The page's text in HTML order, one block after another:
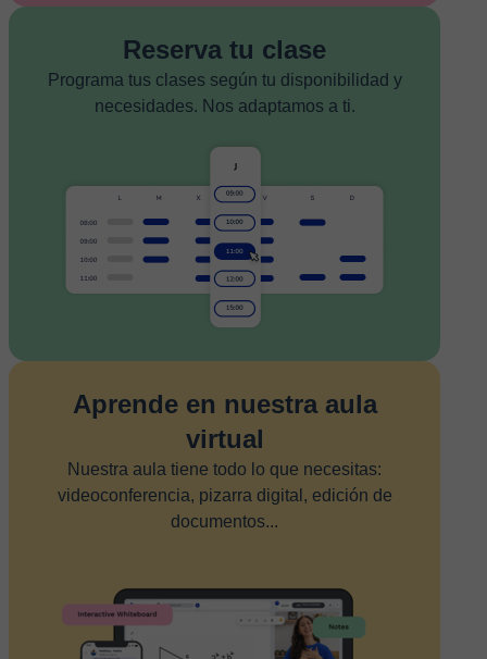
Reserva tu clase
Programa tus clases según tu disponibilidad y
necesidades. Nos adaptamos a ti.
Aprende en nuestra aula
virtual
Nuestra aula tiene todo lo que necesitas:
videoconferencia, pizarra digital, edición de
documentos...